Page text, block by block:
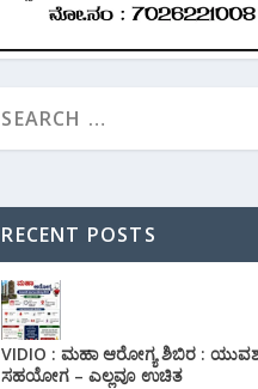
RECENT POSTS
VIDIO : ಮಹಾ ಆರೋಗ್ಯ ಶಿಬಿರ :
ಸಹಯೋಗ – ಎಲ್ಲವೂ ಉಚಿತ